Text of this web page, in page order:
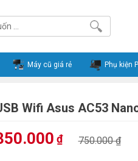
Máy cũ giá rẻ Phụ kiện
Wifi Asus AC53
₫ 750.000 ₫